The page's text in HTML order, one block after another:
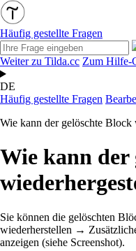
Häufig gestellte Fragen
Weiter zu Tilda.cc Zum Hilfe-
DE
Häufig gestellte Fragen
Wie kann der gelöschte Block
Wie kann der
Sie können die gelöschten
wiederherstellen →
anzeigen (siehe Screenshot).